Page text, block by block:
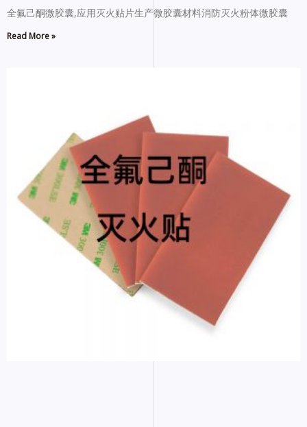
全氟己酮微胶囊,应用灭火贴片生产微胶囊材料消防灭火粉体微胶囊
Read More »